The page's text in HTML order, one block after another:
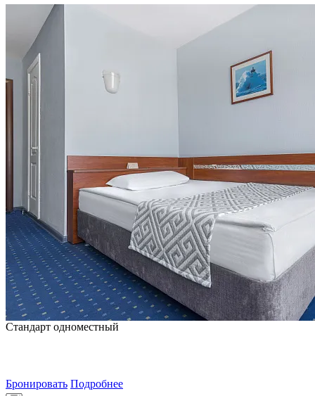
Стандарт одноместный
Бронировать Подробнее